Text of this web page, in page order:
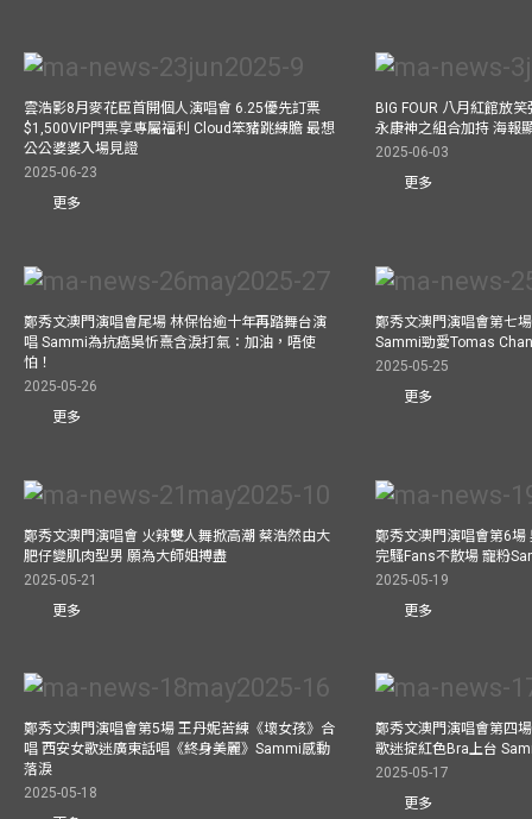
雲浩影8月麥花臣首開個人演唱會 6.25優先訂票
$1,500VIP門票享專屬福利 Cloud笨豬跳練膽 最想
公公婆婆入場見證
2025-06-23
更多
BIG FOUR 八月紅館放
永康神之組合加持 海報
2025-06-03
更多
鄭秀文澳門演唱會尾場 林保怡逾十年再踏舞台演
唱 Sammi為抗癌吳忻熹含淚打氣：加油，唔使
怕！
2025-05-26
更多
鄭秀文澳門演唱會第七
Sammi勁愛Tomas
2025-05-25
更多
鄭秀文澳門演唱會 火辣雙人舞掀高潮 蔡浩然由大
肥仔變肌肉型男 願為大師姐搏盡
2025-05-21
更多
鄭秀文澳門演唱會第6場
完騷Fans不散場 寵粉
2025-05-19
更多
鄭秀文澳門演唱會第5場 王丹妮苦練《壞女孩》合
唱 西安女歌迷廣東話唱《終身美麗》Sammi感動
落淚
2025-05-18
鄭秀文澳門演唱會第四
歌迷掟紅色Bra上台
2025-05-17
更多